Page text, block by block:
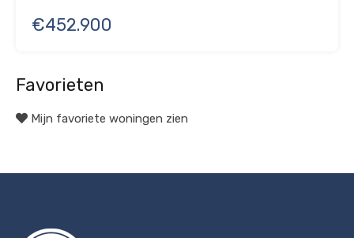
€452.900
Favorieten
Mijn favoriete woningen zien